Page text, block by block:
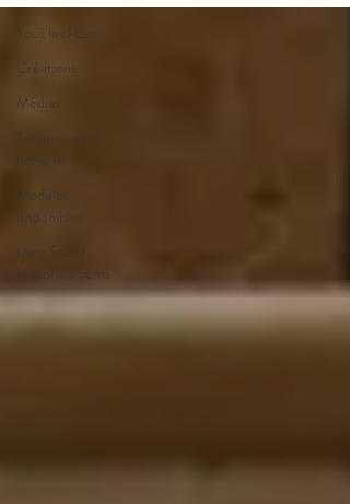
Tous les Posts
Créations
Médias
Techniques de
lutherie
Modèles
disponibles
Rare finds /
Historical gems